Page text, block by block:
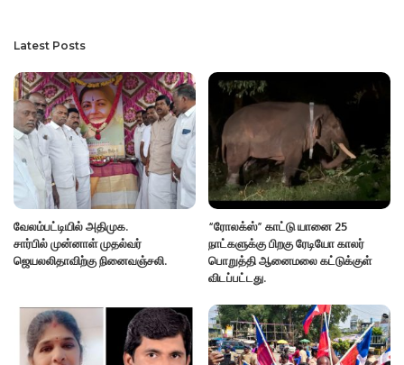
Latest Posts
வேலம்பட்டியில் அதிமுக.
சார்பில் முன்னாள் முதல்வர்
ஜெயலலிதாவிற்கு நினைவஞ்சலி.
“ரோலக்ஸ்” காட்டு யானை 25
நாட்களுக்கு பிறகு ரேடியோ காலர்
பொறுத்தி ஆனைமலை கட்டுக்குள்
விடப்பட்டது.